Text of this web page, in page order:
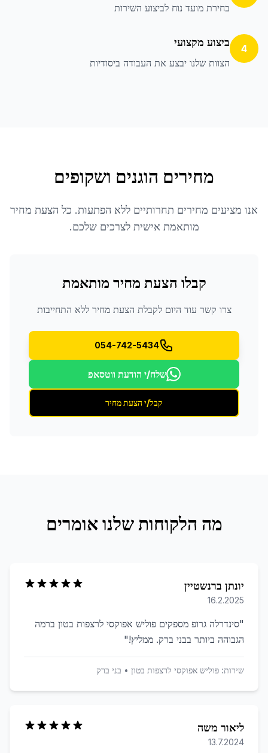
בחירת מועד נוח לביצוע השירות
4 ביצוע מקצועי
הצוות שלנו יבצע את העבודה ביסודיות
מחירים הוגנים ושקופים
אנו מציעים מחירים תחרותיים ללא הפתעות. כל הצעת מחיר
מותאמת אישית לצרכים שלכם.
קבלו הצעת מחיר מותאמת
צרו קשר עוד היום לקבלת הצעת מחיר ללא התחייבות
054-742-5434
שלח/י הודעת ווטסאפ
קבל/י הצעת מחיר
מה הלקוחות שלנו אומרים
יונתן ברנשטיין
16.2.2025
"סינדרלה גרופ מספקים פוליש אפוקסי לרצפות בטון ברמה
הגבוהה ביותר בבני ברק. ממליץ!"
שירות: פוליש אפוקסי לרצפות בטון • בני ברק
ליאור משה
13.7.2024